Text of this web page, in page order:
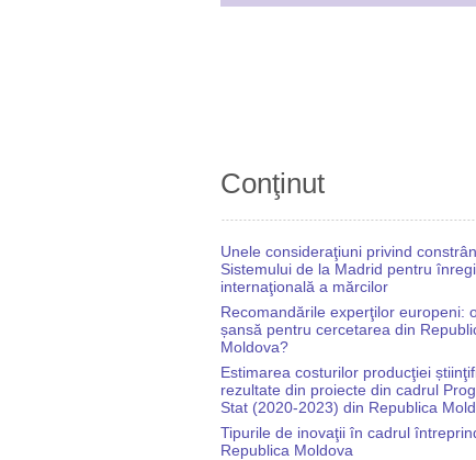
Conţinut
Unele consideraţiuni privind
Sistemului de la Madrid pentru
internaţională a mărcilor
Recomandările experţilor europeni:
șansă pentru cercetarea din
Moldova?
Estimarea costurilor producţiei
rezultate din proiecte din cadrul
Stat (2020-2023) din Republica
Tipurile de inovaţii în cadrul
Republica Moldova